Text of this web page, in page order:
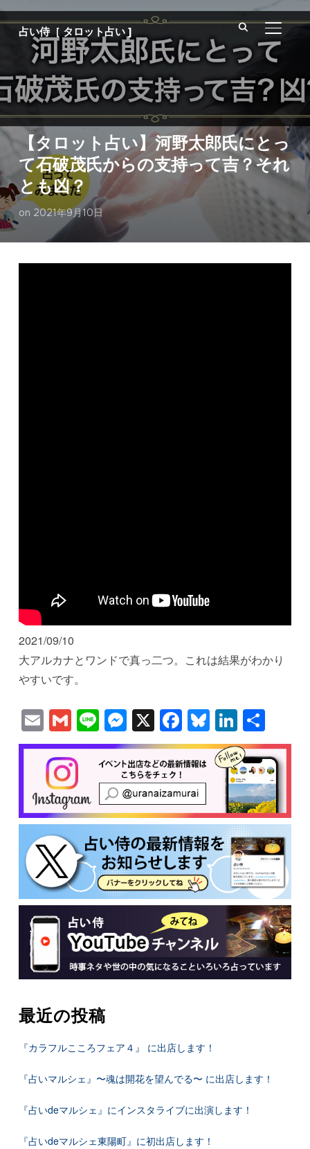
占い侍［ タロット占い ] サイド
【タロット占い】河野太郎氏にとっ
て石破茂氏からの支持って吉？それ
とも凶？
on 2021年9月10日
2021/09/10
大アルカナとワンドで真っ二つ。これは結果がわかり
やすいです。
EmailGmail
LineMessenger
X Facebook
Bluesky
共
有
最近の投稿
『カラフルこころフェア４』 に出店します！
『占いマルシェ』〜魂は開花を望んでる〜 に出店します！
『占いdeマルシェ』にインスタライブに出演します！
『占いdeマルシェ東陽町』に初出店します！